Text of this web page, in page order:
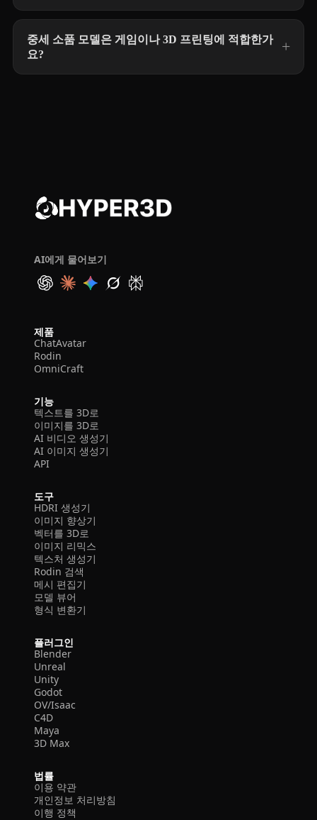
중세 소품 모델은 게임이나 3D 프린팅에 적합한가
요?
AI에게 물어보기
제품
ChatAvatar
Rodin
OmniCraft
기능
텍스트를 3D로
이미지를 3D로
AI 비디오 생성기
AI 이미지 생성기
API
도구
HDRI 생성기
이미지 향상기
벡터를 3D로
이미지 리믹스
텍스처 생성기
Rodin 검색
메시 편집기
모델 뷰어
형식 변환기
플러그인
Blender
Unreal
Unity
Godot
OV/Isaac
C4D
Maya
3D Max
법률
이용 약관
개인정보 처리방침
이행 정책